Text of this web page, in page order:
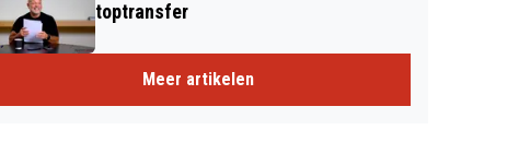
toptransfer
Meer artikelen